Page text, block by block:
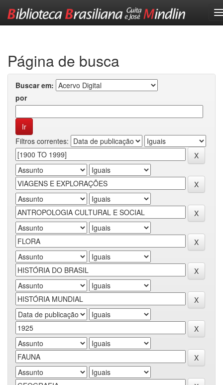
Página de busca
Buscar em:
por
Filtros correntes: